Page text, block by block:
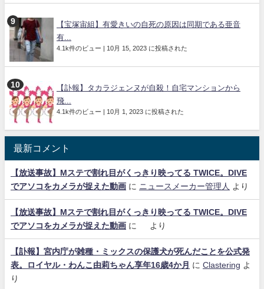
【宝塚宙組】有愛きいの自死の原因は同期である亜音
有...
4.1k件のビュー | 10月 15, 2023 に投稿された
【訃報】タカラジェンヌが自殺！自宅マンションから
飛...
4.1k件のビュー | 10月 1, 2023 に投稿された
最新コメント
【放送事故】Mステで割れ目がくっきり映ってる TWICE。DIVE
でアソコをカメラが捉えた動画 に ニュースメーカー管理人 より
【放送事故】Mステで割れ目がくっきり映ってる TWICE。DIVE
でアソコをカメラが捉えた動画 に より
【訃報】宮内庁が雑種・ミックスの保護犬が死んだことを公式発
表。ロイヤル・わんこ由莉ちゃん享年16歳4か月
に Clastering よ
り